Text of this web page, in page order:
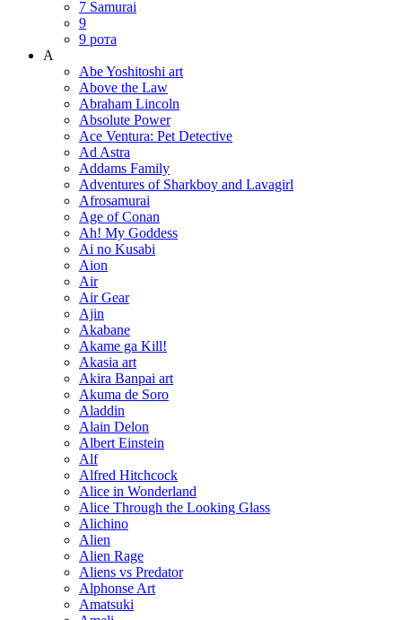
7 Samurai
9
9 рота
A
Abe Yoshitoshi art
Above the Law
Abraham Lincoln
Absolute Power
Ace Ventura: Pet Detective
Ad Astra
Addams Family
Adventures of Sharkboy and Lavagirl
Afrosamurai
Age of Conan
Ah! My Goddess
Ai no Kusabi
Aion
Air
Air Gear
Ajin
Akabane
Akame ga Kill!
Akasia art
Akira Banpai art
Akuma de Soro
Aladdin
Alain Delon
Albert Einstein
Alf
Alfred Hitchcock
Alice in Wonderland
Alice Through the Looking Glass
Alichino
Alien
Alien Rage
Aliens vs Predator
Alphonse Art
Amatsuki